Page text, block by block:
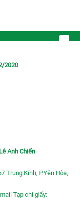
2020
Lê Anh Chiến
Trung Kính, P.Yên Hòa,
Tạp chí giấy: